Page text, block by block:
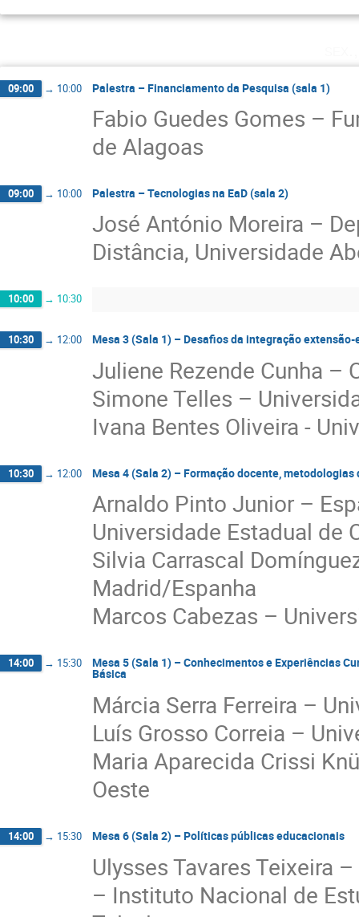
09:00 → 10:00 Palestra – Financiamento da Pesquisa (sala 1)
Fabio Guedes Gomes –
de Alagoas
09:00 → 10:00 Palestra – Tecnologias na EaD (sala 2)
José António Moreira –
Distância, Universidade
10:00 → 10:30
10:30 → 12:00 Mesa 3 (Sala 1) – Desafios da integração
Juliene Rezende Cunha –
Simone Telles –
Ivana Bentes Oliveira -
10:30 → 12:00 Mesa 4 (Sala 2) – Formação docente,
Arnaldo Pinto Junior –
Universidade Estadual de
Silvia Carrascal
Madrid/Espanha
Marcos Cabezas –
14:00 → 15:30 Mesa 5 (Sala 1) – Conhecimentos e Experiências
Básica
Márcia Serra Ferreira –
Luís Grosso Correia –
Maria Aparecida Crissi
Oeste
14:00 → 15:30 Mesa 6 (Sala 2) – Políticas públicas educacionais
Ulysses Tavares Teixeira
– Instituto Nacional de